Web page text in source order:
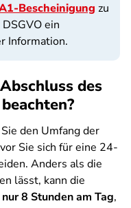
Bescheinigung zu
ein
Information.
des
den Umfang der
Sie sich für eine 24-
Anders als die
lässt, kann die
8 Stunden am Tag,